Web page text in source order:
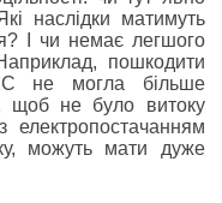
наслідки матимуть
І чи немає легшого
пошкодити
не могла більше
щоб не було витоку
електропостачанням
можуть мати дуже